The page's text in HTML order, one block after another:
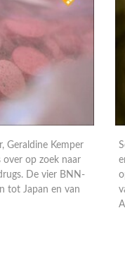
Nicolette Kluijver
op zoek naar
De vier reizen
en Saoedi-